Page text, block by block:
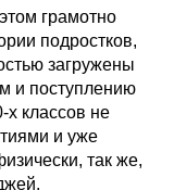
грамотно
подростков,
загружены
и поступлению
классов не
и уже
так же,